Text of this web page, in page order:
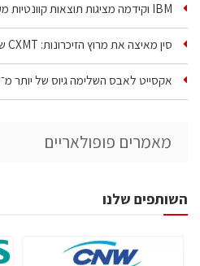
IBM וקידמה מציגות תוצאות קוונטיות מעבר ליכולת…
סין מאיצה את מרוץ הזיכרונות: CXMT שוקלת להקים מפעל…
אקסייט לאבס השלימה גיוס של יותר מ־300 מיליון דולר…
מאמרים פופולאריים
השותפים שלנו